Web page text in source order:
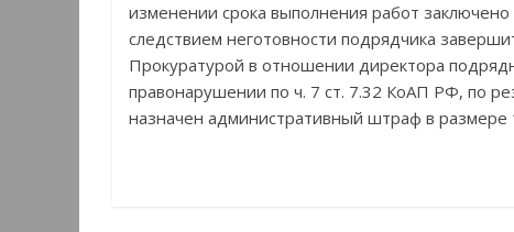
изменении срока выполнения работ заключено
следствием неготовности подрядчика
Прокуратурой в отношении директора
правонарушении по ч. 7 ст. 7.32 КоАП РФ, по
назначен административный штраф в размере